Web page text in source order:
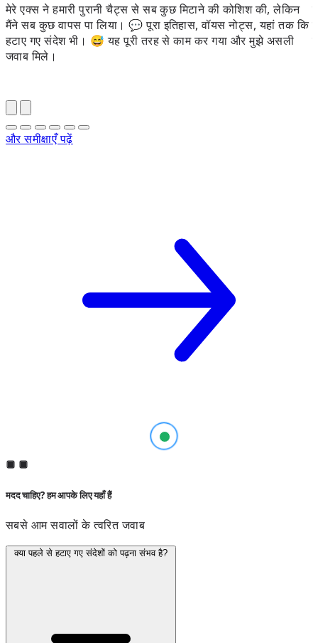
मेरे एक्स ने हमारी पुरानी चैट्स से सब कुछ मिटाने की कोशिश की, लेकिन
मैंने सब कुछ वापस पा लिया। 💬 पूरा इतिहास, वॉयस नोट्स, यहां तक कि
हटाए गए संदेश भी। 😅 यह पूरी तरह से काम कर गया और मुझे असली
जवाब मिले।
और समीक्षाएँ पढ़ें
मदद चाहिए? हम आपके लिए यहाँ हैं
सबसे आम सवालों के त्वरित जवाब
क्या पहले से हटाए गए संदेशों को पढ़ना संभव है?